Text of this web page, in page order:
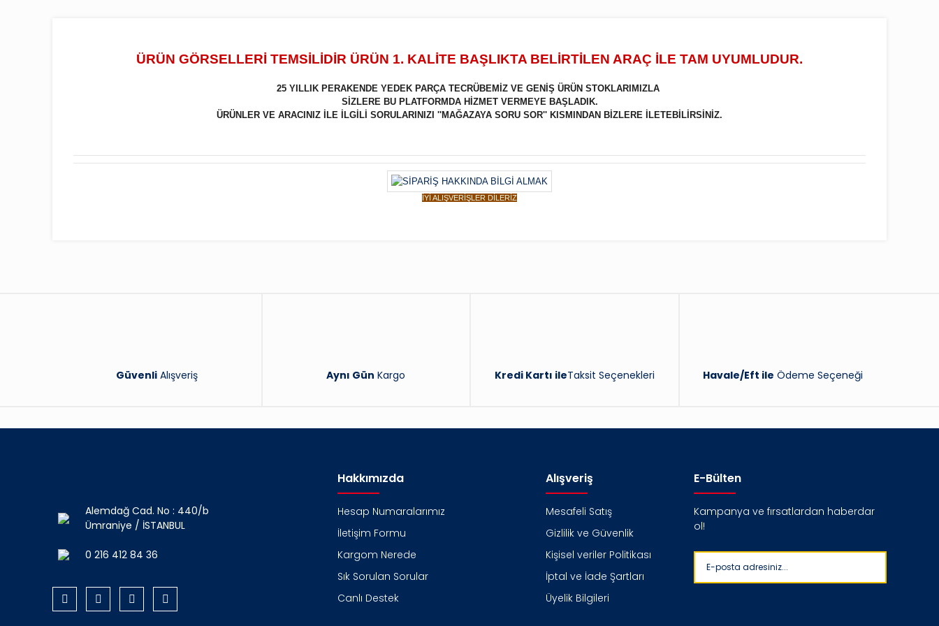
ÜRÜN GÖRSELLERİ TEMSİLİDİR ÜRÜN 1. KALİTE BAŞLIKTA BELİRTİLEN ARAÇ İLE TAM UYUMLUDUR.
25 YILLIK PERAKENDE YEDEK PARÇA TECRÜBEMİZ VE GENİŞ ÜRÜN STOKLARIMIZLA
SİZLERE BU PLATFORMDA HİZMET VERMEYE BAŞLADIK.
ÜRÜNLER VE ARACINIZ İLE İLGİLİ SORULARINIZI ''MAĞAZAYA SORU SOR'' KISMINDAN BİZLERE İLETEBİLİRSİNİZ.
İYİ ALIŞVERİŞLER DİLERİZ
GüvenliAlışveriş Aynı Gün Kargo Kredi Kartı ileTaksit Seçenekleri Havale/Eft ile Ödeme Seçeneği
Alemdağ Cad. No : 440/b
Ümraniye / İSTANBUL
0 216 412 84 36
Hakkımızda
Hesap Numaralarımız
İletişim Formu
Kargom Nerede
Sık Sorulan Sorular
Canlı Destek
Alışveriş
Mesafeli Satış
Gizlilik ve Güvenlik
Kişisel veriler Politikası
İptal ve İade Şartları
Üyelik Bilgileri
E-Bülten
Kampanya ve fırsatlardan haberdar
ol!